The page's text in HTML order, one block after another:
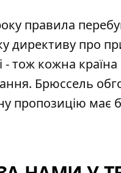
правила
директиву про
- тож кожна
Брюссель
пропозицію